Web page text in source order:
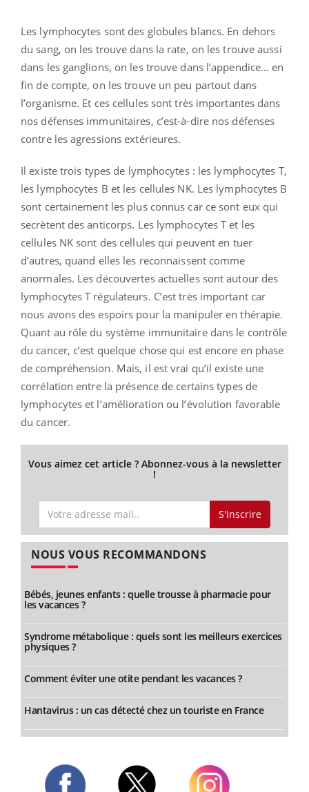
Les lymphocytes sont des globules blancs. En dehors
du sang, on les trouve dans la rate, on les trouve aussi
dans les ganglions, on les trouve dans l’appendice… en
fin de compte, on les trouve un peu partout dans
l’organisme. Et ces cellules sont très importantes dans
nos défenses immunitaires, c’est-à-dire nos défenses
contre les agressions extérieures.
Il existe trois types de lymphocytes : les lymphocytes T,
les lymphocytes B et les cellules NK. Les lymphocytes B
sont certainement les plus connus car ce sont eux qui
secrètent des anticorps. Les lymphocytes T et les
cellules NK sont des cellules qui peuvent en tuer
d’autres, quand elles les reconnaissent comme
anormales. Les découvertes actuelles sont autour des
lymphocytes T régulateurs. C’est très important car
nous avons des espoirs pour la manipuler en thérapie.
Quant au rôle du système immunitaire dans le contrôle
du cancer, c’est quelque chose qui est encore en phase
de compréhension. Mais, il est vrai qu’il existe une
corrélation entre la présence de certains types de
lymphocytes et l’amélioration ou l’évolution favorable
du cancer.
Vous aimez cet article ? Abonnez-vous à la newsletter
!
S'inscrire
NOUS VOUS RECOMMANDONS
Bébés, jeunes enfants : quelle trousse à pharmacie pour
les vacances ?
Syndrome métabolique : quels sont les meilleurs exercices
physiques ?
Comment éviter une otite pendant les vacances ?
Hantavirus : un cas détecté chez un touriste en France